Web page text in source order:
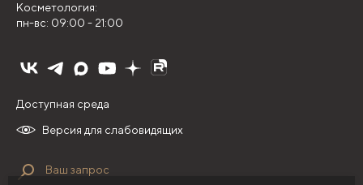
Косметология:
пн-вс: 09:00 - 21:00
Версия для слабовидящих
Доступная среда